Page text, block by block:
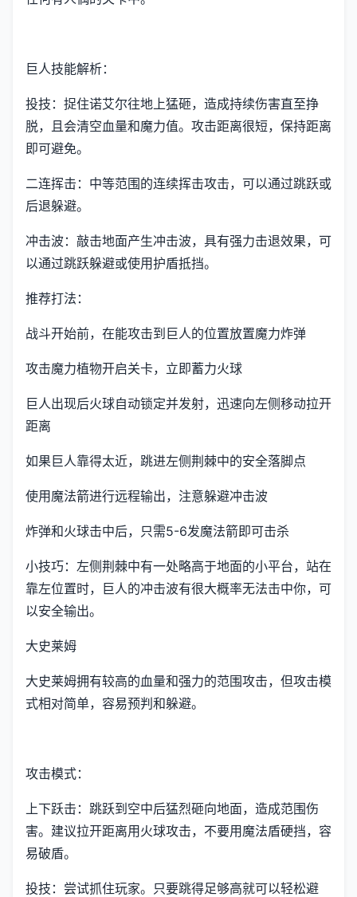
巨人技能解析：
投技：捉住诺艾尔往地上猛砸，造成持续伤害直至挣
脱，且会清空血量和魔力值。攻击距离很短，保持距离
即可避免。
二连挥击：中等范围的连续挥击攻击，可以通过跳跃或
后退躲避。
冲击波：敲击地面产生冲击波，具有强力击退效果，可
以通过跳跃躲避或使用护盾抵挡。
推荐打法：
战斗开始前，在能攻击到巨人的位置放置魔力炸弹
攻击魔力植物开启关卡，立即蓄力火球
巨人出现后火球自动锁定并发射，迅速向左侧移动拉开
距离
如果巨人靠得太近，跳进左侧荆棘中的安全落脚点
使用魔法箭进行远程输出，注意躲避冲击波
炸弹和火球击中后，只需5-6发魔法箭即可击杀
小技巧：左侧荆棘中有一处略高于地面的小平台，站在
靠左位置时，巨人的冲击波有很大概率无法击中你，可
以安全输出。
大史莱姆
大史莱姆拥有较高的血量和强力的范围攻击，但攻击模
式相对简单，容易预判和躲避。
攻击模式：
上下跃击：跳跃到空中后猛烈砸向地面，造成范围伤
害。建议拉开距离用火球攻击，不要用魔法盾硬挡，容
易破盾。
投技：尝试抓住玩家。只要跳得足够高就可以轻松避